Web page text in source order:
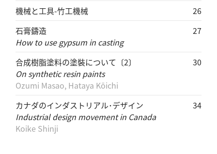
機械と工具-竹工機械
26
石膏鑄造
How to use gypsum in casting
27
合成樹脂塗料の塗裝について〔2〕
On synthetic resin paints
Ozumi Masao, Hataya Kōichi
30
カナダのインダストリアル･デザイン
Industrial design movement in Canada
Koike Shinji
34